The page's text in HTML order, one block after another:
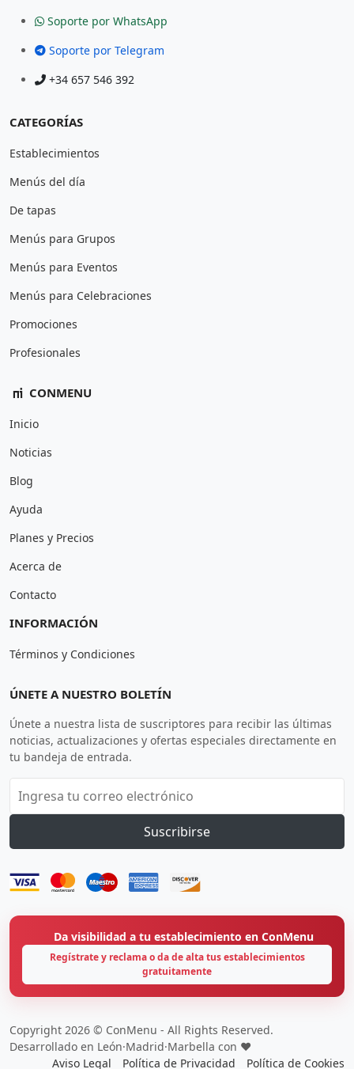
Soporte por WhatsApp
Soporte por Telegram
+34 657 546 392
CATEGORÍAS
Establecimientos
Menús del día
De tapas
Menús para Grupos
Menús para Eventos
Menús para Celebraciones
Promociones
Profesionales
CONMENU
Inicio
Noticias
Blog
Ayuda
Planes y Precios
Acerca de
Contacto
INFORMACIÓN
Términos y Condiciones
ÚNETE A NUESTRO BOLETÍN
Únete a nuestra lista de suscriptores para recibir las últimas
noticias, actualizaciones y ofertas especiales directamente en
tu bandeja de entrada.
Suscribirse
Da visibilidad a tu establecimiento en ConMenu
Regístrate y reclama o da de alta tus establecimientos
gratuitamente
Copyright 2026 © ConMenu - All Rights Reserved.
Desarrollado en León·Madrid·Marbella con ❤️
Aviso Legal
Política de Privacidad Política de Cookies